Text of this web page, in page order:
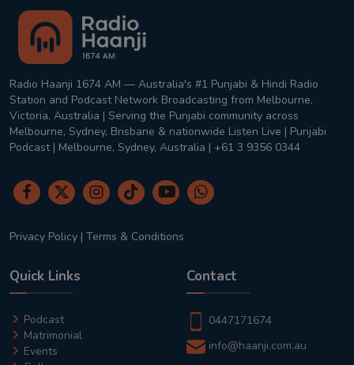
Radio Haanji 1674 AM — Australia's #1 Punjabi & Hindi Radio
Station and Podcast Network Broadcasting from Melbourne,
Victoria, Australia | Serving the Punjabi community across
Melbourne, Sydney, Brisbane & nationwide Listen Live | Punjabi
Podcast | Melbourne, Sydney, Australia | +61 3 9356 0344
Privacy Policy | Terms & Conditions
Quick Links
Podcast
Matrimonial
Events
Contact
0447171674
info@haanji.com.au